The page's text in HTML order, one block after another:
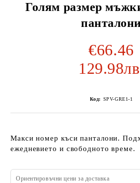
Голям размер
€66.46
Код: SPV-GRE1-1
Макси номер къси панталони.
ежедневието и свободното време.
Ориентировъчни цени за доставка